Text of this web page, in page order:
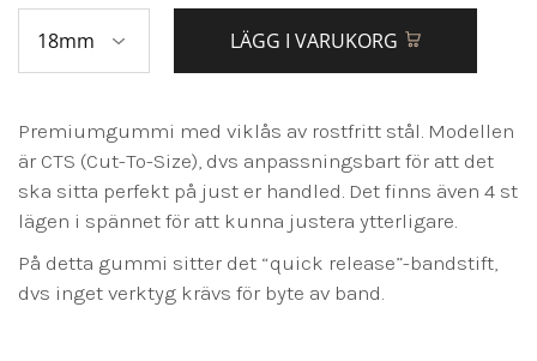
LÄGG I VARUKORG
Premiumgummi med viklås av rostfritt stål. Modellen
är CTS (Cut-To-Size), dvs anpassningsbart för att det
ska sitta perfekt på just er handled. Det finns även 4 st
lägen i spännet för att kunna justera ytterligare.
På detta gummi sitter det “quick release”-bandstift,
dvs inget verktyg krävs för byte av band.